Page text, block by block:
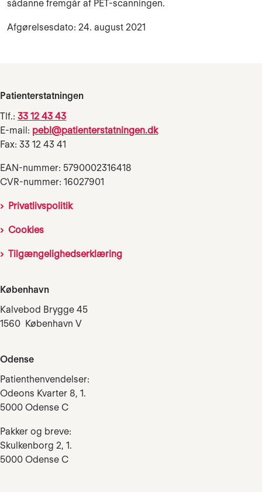
sådanne fremgår af PET-scanningen.
Afgørelsesdato: 24. august 2021
Patienterstatningen
Tlf.: 33 12 43 43
E-mail: pebl@patienterstatningen.dk
Fax: 33 12 43 41
EAN-nummer: 5790002316418
CVR-nummer: 16027901
Privatlivspolitik
Cookies
Tilgængelighedserklæring
København
Kalvebod Brygge 45
1560 København V
Odense
Patienthenvendelser:
Odeons Kvarter 8, 1.
5000 Odense C
Pakker og breve:
Skulkenborg 2, 1.
5000 Odense C